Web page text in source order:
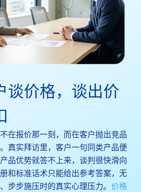
谈价格，谈出价
在报价那一刻，而在客户抛出竞品
真实拜访里，客户一句同类产品便
品优势就答不上来，谈判很快滑向
和标准话术只能给出参考答案，无
步步施压时的真实心理压力。 价格